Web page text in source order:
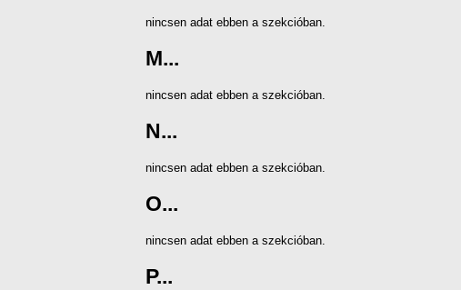
nincsen adat ebben a szekcióban.
M...
nincsen adat ebben a szekcióban.
N...
nincsen adat ebben a szekcióban.
O...
nincsen adat ebben a szekcióban.
P...